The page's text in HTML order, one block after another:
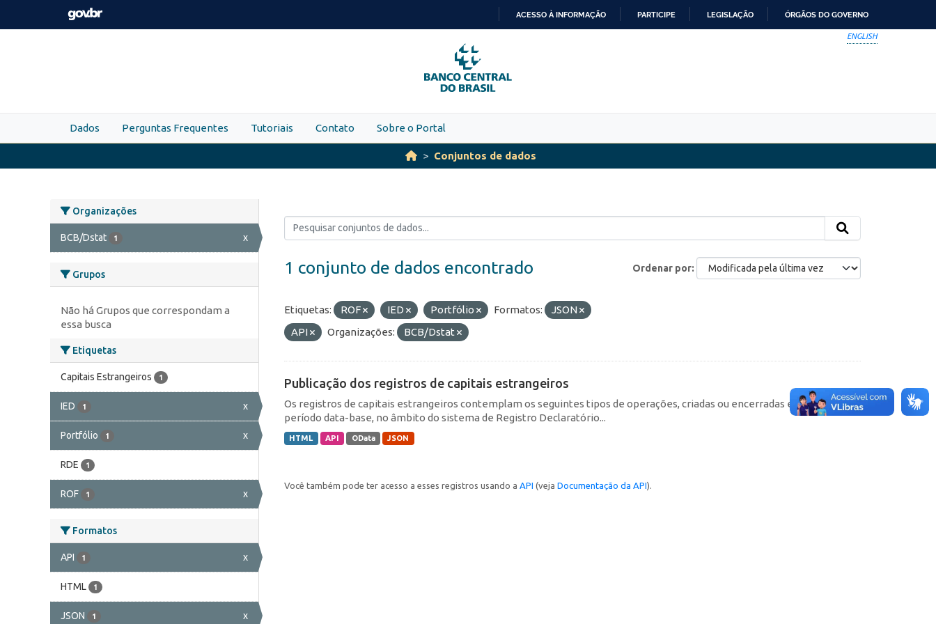
Skip to main content
PARA
O
CONTEÚDO
ACESSO À INFORMAÇÃO PARTICIPE LEGISLAÇÃO ÓRGÃOS DO GOVERNO
ENGLISH
Dados Perguntas Frequentes Tutoriais Contato Sobre o Portal
Conjuntos de dados
Organizações
BCB/Dstat 1 x
Grupos
Não há Grupos que correspondam a
essa busca
Etiquetas
Capitais Estrangeiros 1
IED 1 x
Portfólio 1 x
RDE 1
ROF 1 x
Formatos
API 1 x
HTML 1
JSON 1 x
Ordenar por
1 conjunto de dados encontrado
Etiquetas: ROF IED Portfólio Formatos:
JSON
API
Organizações: BCB/Dstat
Publicação dos registros de capitais estrangeiros
Os registros de capitais estrangeiros contemplam os seguintes tipos de operações, criadas ou encerradas em cada
período data-base, no âmbito do sistema de Registro Declaratório...
HTML API OData JSON
Você também pode ter acesso a esses registros usando a API (veja Documentação da API).